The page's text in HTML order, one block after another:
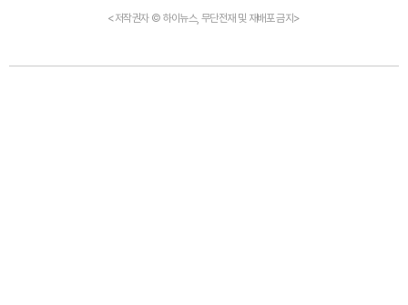
<저작권자 © 하이뉴스, 무단전재 및 재배포 금지>